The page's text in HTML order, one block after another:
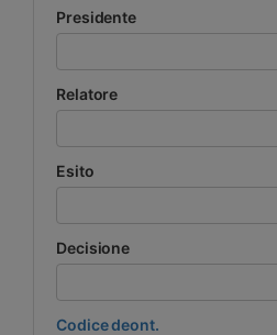
Presidente
Relatore
Esito
Decisione
Codice deont.